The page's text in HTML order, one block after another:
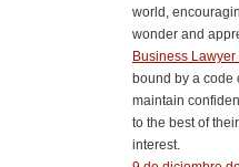
world,
wonder and
Business
bound by a code
maintain
to the best of
interest.